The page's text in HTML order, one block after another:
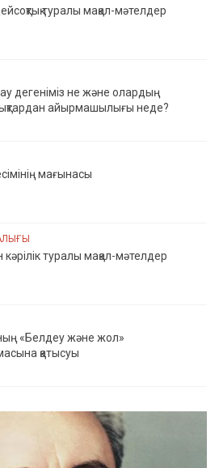
туралы мақал-мәтелдер
дегеніміз не және олардың
айырмашылығы неде?
мағынасы
кәрілік туралы мақал-мәтелдер
«Белдеу және жол»
қатысуы